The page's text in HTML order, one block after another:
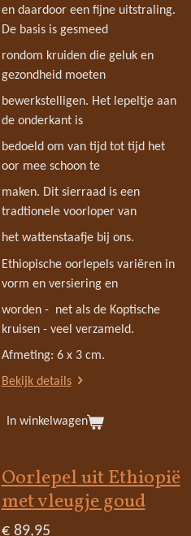
en daardoor een fijne uitstraling.
De basis is gesmeed
rondom kruiden die geluk en
gezondheid moeten
bewerkstelligen. Het lepeltje aan
de onderkant is
bedoeld om van tijd tot tijd het
oor mee schoon te
maken. Dit sierraad is een
tradtionele voorloper van
het wattenstaafje bij ons.
Ethiopische oorlepels variëren in
vorm en versiering en
worden - net als de Koptische
kruisen - veel verzameld.
Afmeting: 6 x 3 cm.
Bekijk details
In winkelwagen
Oorlepel uit Ethiopië
met vleugje goud
€ 89,95